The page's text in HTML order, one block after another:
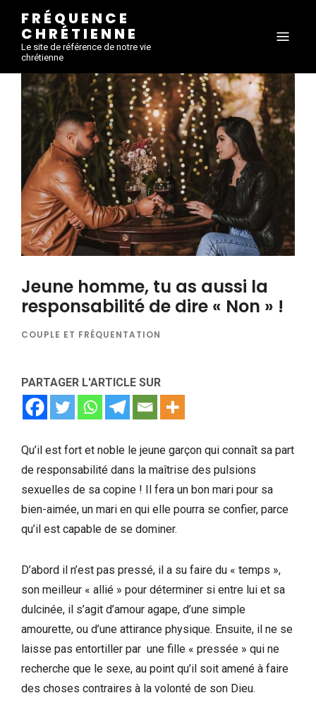
FRÉQUENCE
CHRÉTIENNE
Le site de référence de notre vie
chrétienne
Jeune homme, tu as aussi la
responsabilité de dire « Non » !
COUPLE ET FRÉQUENTATION
PARTAGER L'ARTICLE SUR
Qu’il est fort et noble le jeune garçon qui connaît sa part
de responsabilité dans la maîtrise des pulsions
sexuelles de sa copine ! Il fera un bon mari pour sa
bien-aimée, un mari en qui elle pourra se confier, parce
qu’il est capable de se dominer.
D’abord il n’est pas pressé, il a su faire du « temps »,
son meilleur « allié » pour déterminer si entre lui et sa
dulcinée, il s’agit d’amour agape, d’une simple
amourette, ou d’une attirance physique. Ensuite, il ne se
laisse pas entortiller par une fille « pressée » qui ne
recherche que le sexe, au point qu’il soit amené à faire
des choses contraires à la volonté de son Dieu.